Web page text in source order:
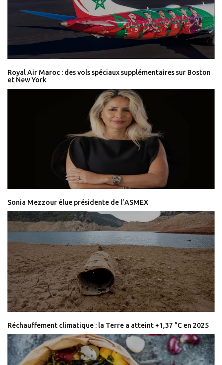
Royal Air Maroc : des vols spéciaux supplémentaires sur Boston
et New York
Sonia Mezzour élue présidente de l’ASMEX
Réchauffement climatique : la Terre a atteint +1,37 °C en 2025